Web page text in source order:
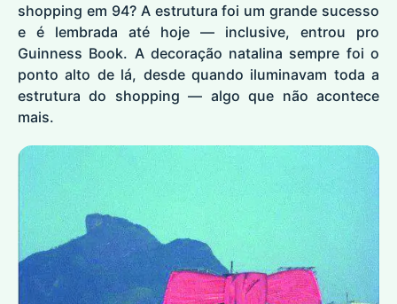
shopping em 94? A estrutura foi um grande sucesso
e é lembrada até hoje — inclusive, entrou pro
Guinness Book. A decoração natalina sempre foi o
ponto alto de lá, desde quando iluminavam toda a
estrutura do shopping — algo que não acontece
mais.